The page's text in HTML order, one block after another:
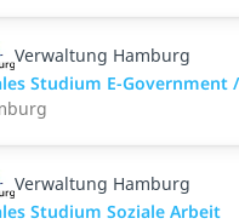
Verwaltung Hamburg
Studium E-
Verwaltung Hamburg
Studium Soziale Arbeit